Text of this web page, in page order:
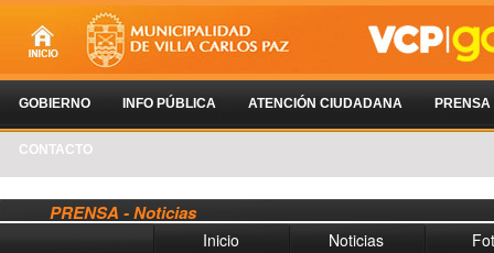
GOBIERNO INFO PÚBLICA ATENCIÓN CIUDADANA PRENSA
CONTACTO
PRENSA - Noticias
Inicio Noticias